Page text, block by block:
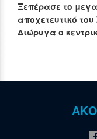
Ξεπέρασε το
αποχετευτικό
Διώρυγα ο